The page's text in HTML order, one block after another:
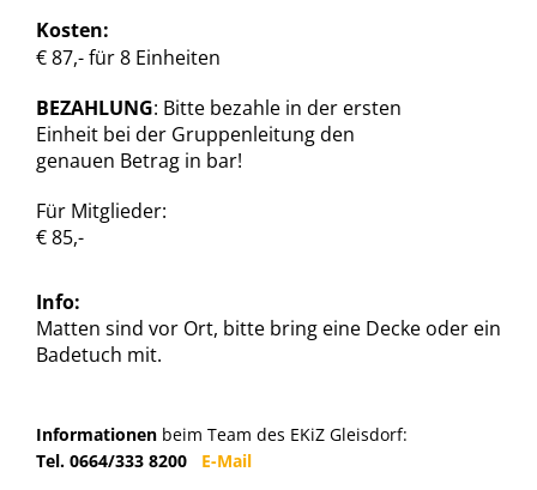
Kosten:
€ 87,- für 8 Einheiten
BEZAHLUNG: Bitte bezahle in der ersten
Einheit bei der Gruppenleitung den
genauen Betrag in bar!
Für Mitglieder:
€ 85,-
Info:
Matten sind vor Ort, bitte bring eine Decke oder ein
Badetuch mit.
Informationen beim Team des EKiZ Gleisdorf:
Tel. 0664/333 8200 E-Mail